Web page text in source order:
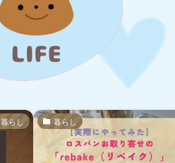
暮らし 暮らし